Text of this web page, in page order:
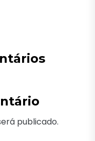
publicado.